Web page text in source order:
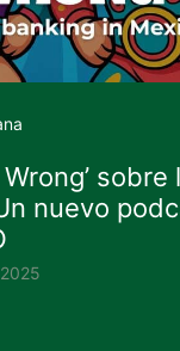
sobre
nuevo